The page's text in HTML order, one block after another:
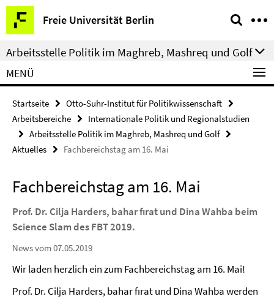
Springe
direkt
zu
Inhalt
Freie Universität Berlin
Service-
Navigation
Arbeitsstelle Politik im Maghreb, Mashreq und Golf
MENÜ
Startseite
Otto-Suhr-Institut für Politikwissenschaft
Arbeitsbereiche
Internationale Politik und Regionalstudien
Arbeitsstelle Politik im Maghreb, Mashreq und Golf
Aktuelles
Fachbereichstag am 16. Mai
Fachbereichstag am 16. Mai
Prof. Dr. Cilja Harders, baharfırat und Dina Wahba beim
Science Slam des FBT 2019.
News vom 07.05.2019
Wir laden herzlich ein zum Fachbereichstag am 16. Mai!
Prof. Dr. Cilja Harders, bahar fırat und Dina Wahba werden